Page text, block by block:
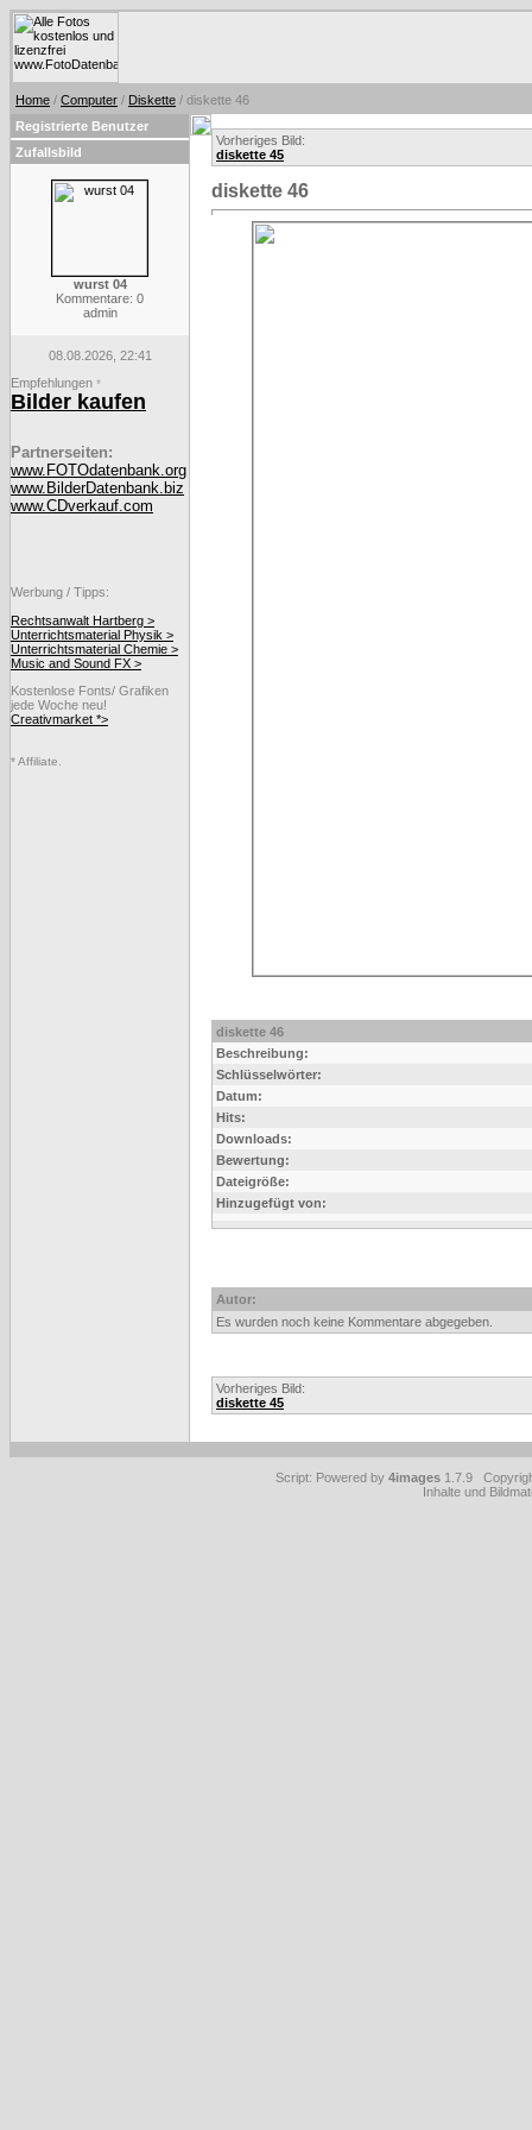
Home / Computer / Diskette / diskette 46
Registrierte Benutzer
Zufallsbild
wurst 04
Kommentare: 0
admin
08.08.2026, 22:41
Empfehlungen *
Bilder kaufen
Partnerseiten:
www.FOTOdatenbank.org
www.BilderDatenbank.biz
www.CDverkauf.com
Werbung / Tipps:
Rechtsanwalt Hartberg >
Unterrichtsmaterial Physik >
Unterrichtsmaterial Chemie >
Music and Sound FX >
Kostenlose Fonts/ Grafiken
jede Woche neu!
Creativmarket *>
* Affiliate.
Vorheriges Bild:
diskette 45
diskette 46
diskette 46
Beschreibung:
Schlüsselwörter:
Datum:
Hits:
Downloads:
Bewertung:
Dateigröße:
Hinzugefügt von:
Autor:
Es wurden noch keine Kommentare abgegeben.
Vorheriges Bild:
diskette 45
Script: Powered by 4images 1.7.9
Inhalte und